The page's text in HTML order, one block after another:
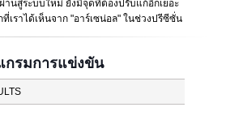
านสู่ระบบใหม่ ยังมีจุดที่ต้องปรับแก้อีกเยอะ
เราได้เห็นจาก "อาร์เซน่อล" ในช่วงปรีซีซั่น
กรมการแข่งขัน